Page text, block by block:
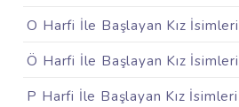
O Harfi İle Başlayan Kız İsimleri
Ö Harfi İle Başlayan Kız İsimleri
P Harfi İle Başlayan Kız İsimleri